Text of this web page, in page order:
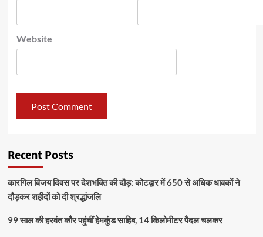
Website
Recent Posts
कारगिल विजय दिवस पर देशभक्ति की दौड़: कोटद्वार में 650 से अधिक धावकों ने
दौड़कर शहीदों को दी श्रद्धांजलि
99 साल की हरवंत कौर पहुंचीं हेमकुंड साहिब, 14 किलोमीटर पैदल चलकर